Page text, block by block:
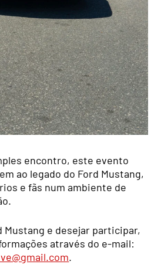
encontro, este evento
ao legado do Ford Mustang,
e fãs num ambiente de
Mustang e desejar participar,
através do e-mail:
.